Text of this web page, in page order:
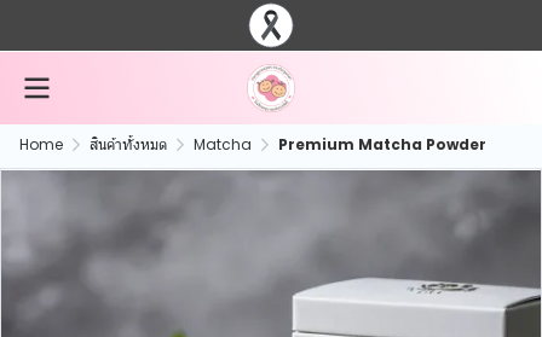
Home สินค้าทั้งหมด Matcha Premium Matcha Powder